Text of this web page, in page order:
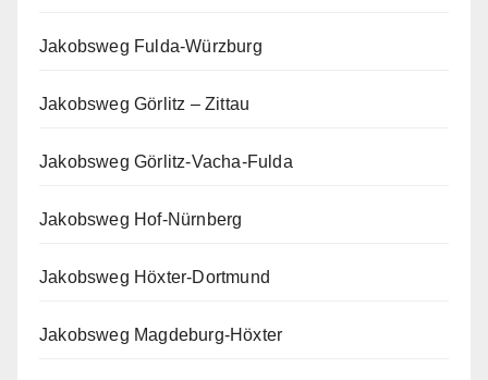
Jakobsweg Fulda-Würzburg
Jakobsweg Görlitz – Zittau
Jakobsweg Görlitz-Vacha-Fulda
Jakobsweg Hof-Nürnberg
Jakobsweg Höxter-Dortmund
Jakobsweg Magdeburg-Höxter